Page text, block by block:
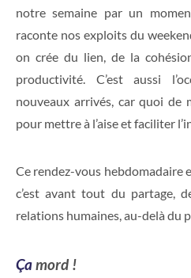
notre semaine par un
raconte nos exploits du
on crée du lien, de la
productivité. C’est aussi
nouveaux arrivés, car quoi de
pour mettre à l’aise et faciliter
Ce rendez-vous hebdomadaire
c’est avant tout du partage,
relations humaines, au-delà du
Çamord !